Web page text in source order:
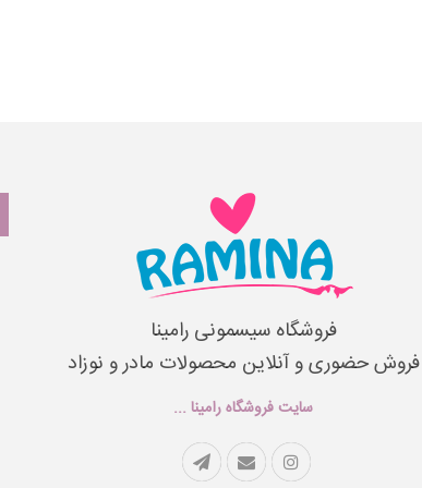
فروشگاه سیسمونی رامینا
فروش حضوری و آنلاین محصولات مادر و نوزاد
سایت فروشگاه رامینا ...